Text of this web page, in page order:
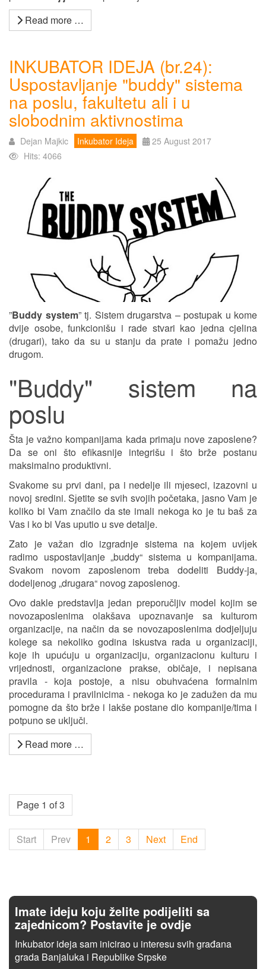
Read more …
INKUBATOR IDEJA (br.24):
Uspostavljanje "buddy" sistema
na poslu, fakultetu ali i u
slobodnim aktivnostima
Dejan Majkic Inkubator Ideja
25 August 2017
Hits: 4066
”Buddy system” tj. Sistem drugarstva – postupak u kome
dvije osobe, funkcionišu i rade stvari kao jedna cjelina
(drugari), tako da su u stanju da prate i pomažu jedno
drugom.
"Buddy" sistem na
poslu
Šta je važno kompanijama kada primaju nove zaposlene?
Da se oni što efikasnije integrišu i što brže postanu
maksimalno produktivni.
Svakome su prvi dani, pa i nedelje ili mјeseci, izazovni u
novoj sredini. Sјetite se svih svojih početaka, jasno Vam je
koliko bi Vam značilo da ste imali nekoga ko je tu baš za
Vas i ko bi Vas uputio u sve detalje.
Zato je važan dio izgradnje sistema na kojem uviјek
radimo uspostavljanje „buddy“ sistema u kompanijama.
Svakom novom zaposlenom treba dodeliti Buddy-ja,
dodeljenog „drugara“ novog zaposlenog.
Ovo dakle predstavlja jedan preporučljiv model kojim se
novozaposlenima olakšava upoznavanje sa kulturom
organizacije, na način da se novozaposlenima dodjeljuju
kolege sa nekoliko godina iskustva rada u organizaciji,
koje ih upućuju u organizaciju, organizacionu kulturu i
vrijednosti, organizacione prakse, običaje, i nepisana
pravila - koja postoje, a nisu obuhvaćena formalnim
procedurama i pravilnicima - nekoga ko je zadužen da mu
pomogne da što brže i lakše postane dio kompanije/tima i
potpuno se uključi.
Read more …
Page 1 of 3
Start Prev 1 2 3 Next End
Imate ideju koju želite podijeliti sa
zajednicom? Postavite je ovdje
Inkubator ideja sam inicirao u interesu svih građana
grada Banjaluka i Republike Srpske